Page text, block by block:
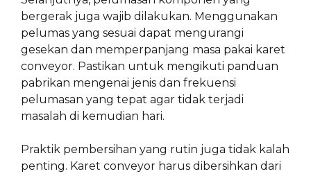
bergerak juga wajib dilakukan. Menggunakan
pelumas yang sesuai dapat mengurangi
gesekan dan memperpanjang masa pakai karet
conveyor. Pastikan untuk mengikuti panduan
pabrikan mengenai jenis dan frekuensi
pelumasan yang tepat agar tidak terjadi
masalah di kemudian hari.
Praktik pembersihan yang rutin juga tidak kalah
penting. Karet conveyor harus dibersihkan dari